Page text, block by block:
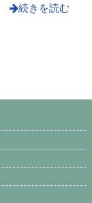
続きを読む